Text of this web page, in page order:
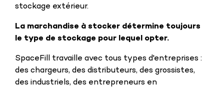
stockage extérieur.
La marchandise à stocker détermine toujours
le type de stockage pour lequel opter.
SpaceFill travaille avec tous types d'entreprises :
des chargeurs, des distributeurs, des grossistes,
des industriels, des entrepreneurs en